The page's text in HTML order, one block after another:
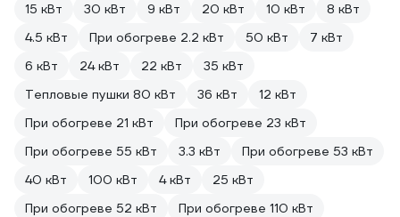
15 кВт
30 кВт 9 кВт 20 кВт 10 кВт
8 кВт
4.5 кВт
При обогреве 2.2 кВт 50 кВт
7 кВт
6 кВт
24 кВт 22 кВт
35 кВт
Тепловые пушки 80 кВт
36 кВт
12 кВт
При обогреве 21 кВт
При обогреве 23 кВт
При обогреве 55 кВт
3.3 кВт
При обогреве 53 кВт
40 кВт
100 кВт 4 кВт
25 кВт
При обогреве 52 кВт
При обогреве 110 кВт